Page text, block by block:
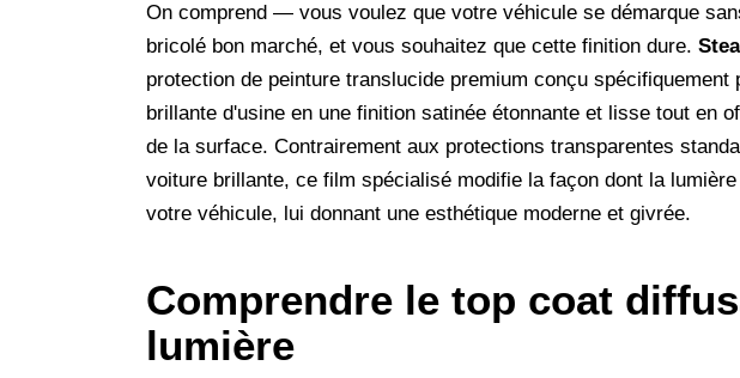
On comprend — vous voulez que votre véhicule se démarque
bricolé bon marché, et vous souhaitez que cette finition dure.
protection de peinture translucide premium conçu spécifiquement
brillante d'usine en une finition satinée étonnante et lisse tout en
de la surface. Contrairement aux protections transparentes
voiture brillante, ce film spécialisé modifie la façon dont la
votre véhicule, lui donnant une esthétique moderne et givrée.
Comprendre le top coat
lumière